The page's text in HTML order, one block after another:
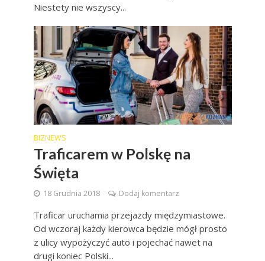
Niestety nie wszyscy...
BIZNEWS
Traficarem w Polskę na
Święta
18 Grudnia 2018 Dodaj komentarz
Traficar uruchamia przejazdy międzymiastowe.
Od wczoraj każdy kierowca będzie mógł prosto
z ulicy wypożyczyć auto i pojechać nawet na
drugi koniec Polski...